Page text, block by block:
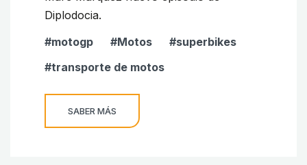
Diplodocia.
motogp
Motos
superbikes
transporte de motos
SABER MÁS